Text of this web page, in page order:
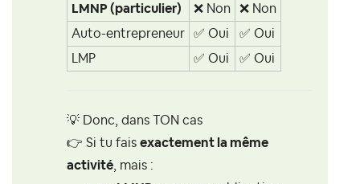
LMNP (particulier)
❌ Non ❌ Non
Auto-entrepreneur
✅ Oui ✅ Oui
LMP
✅ Oui ✅ Oui
💡 Donc, dans TON cas
👉 Si tu fais exactement la même
activité, mais :